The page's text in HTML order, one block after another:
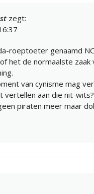
zegt:
roeptoeter genaamd
het de normaalste
van cynisme mag
vertellen aan die nit-
piraten meer maar